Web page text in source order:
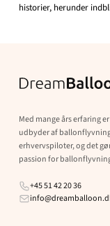
historier, herunder
Med mange års erfaring
udbyder af
erhvervspiloter, og det
passion for
+45 51 42 20 36